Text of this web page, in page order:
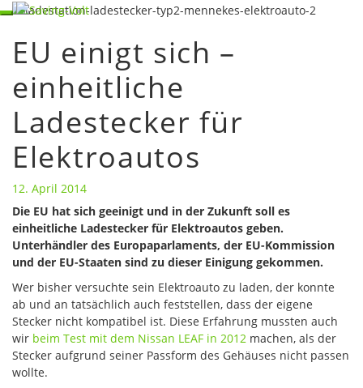
Skip
content
Toggle
EU
einigt
sich
–
einheitliche
Ladestecker
für
Elektroautos
EU einigt sich –
einheitliche
Ladestecker für
Elektroautos
12. April 2014
Die EU hat sich geeinigt und in der Zukunft soll es
einheitliche Ladestecker für Elektroautos geben.
Unterhändler des Europaparlaments, der EU-Kommission
und der EU-Staaten sind zu dieser Einigung gekommen.
Wer bisher versuchte sein Elektroauto zu laden, der konnte
ab und an tatsächlich auch feststellen, dass der eigene
Stecker nicht kompatibel ist. Diese Erfahrung mussten auch
wir beim Test mit dem Nissan LEAF in 2012 machen, als der
Stecker aufgrund seiner Passform des Gehäuses nicht passen
wollte.